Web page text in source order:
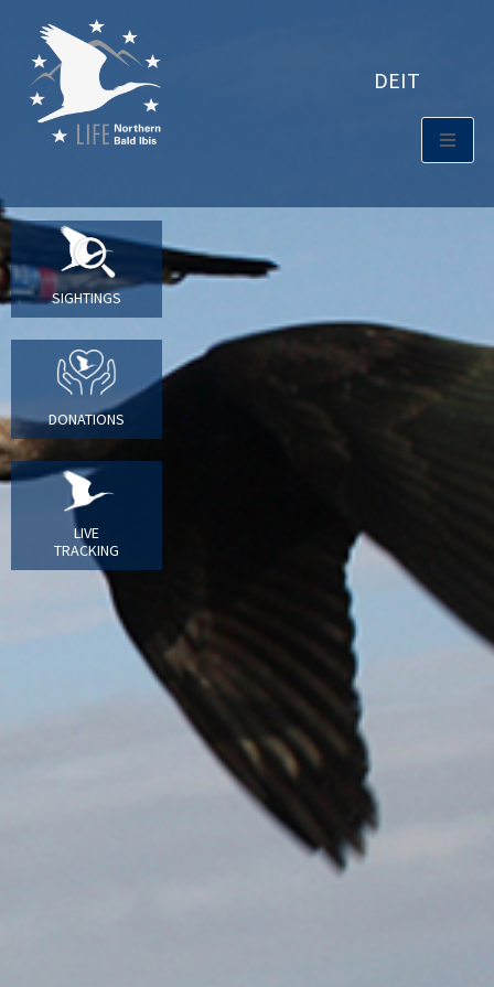
DEIT
SIGHTINGS
DONATIONS
LIVE
TRACKING